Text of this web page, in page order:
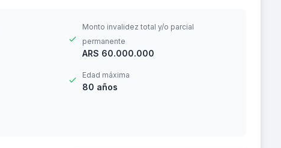
Monto invalidez total y/o parcial
permanente
ARS 60.000.000
Edad máxima
80 años